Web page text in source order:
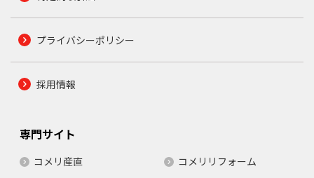
プライバシーポリシー
採用情報
専門サイト
コメリ産直 コメリリフォーム